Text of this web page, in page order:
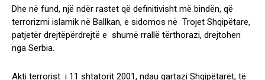
Dhe në fund, një ndër rastet që definitivisht më bindën, që
terrorizmi islamik në Ballkan, e sidomos në Trojet Shqipëtare,
patjetër drejtëpërdrejtë e shumë rrallë tërthorazi, drejtohen
nga Serbia.
Akti terrorist i 11 shtatorit 2001, ndau qartazi Shqipëtarët, të